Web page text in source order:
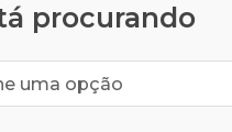
procurando